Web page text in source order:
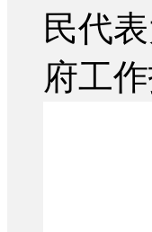
民代
府工